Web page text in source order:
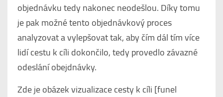
objednávku tedy nakonec neodešlou. Díky tomu
je pak možné tento objednávkový proces
analyzovat a vylepšovat tak, aby čím dál tím více
lidí cestu k cíli dokončilo, tedy provedlo závazné
odeslání obejdnávky.
Zde je obázek vizualizace cesty k cíli [funel